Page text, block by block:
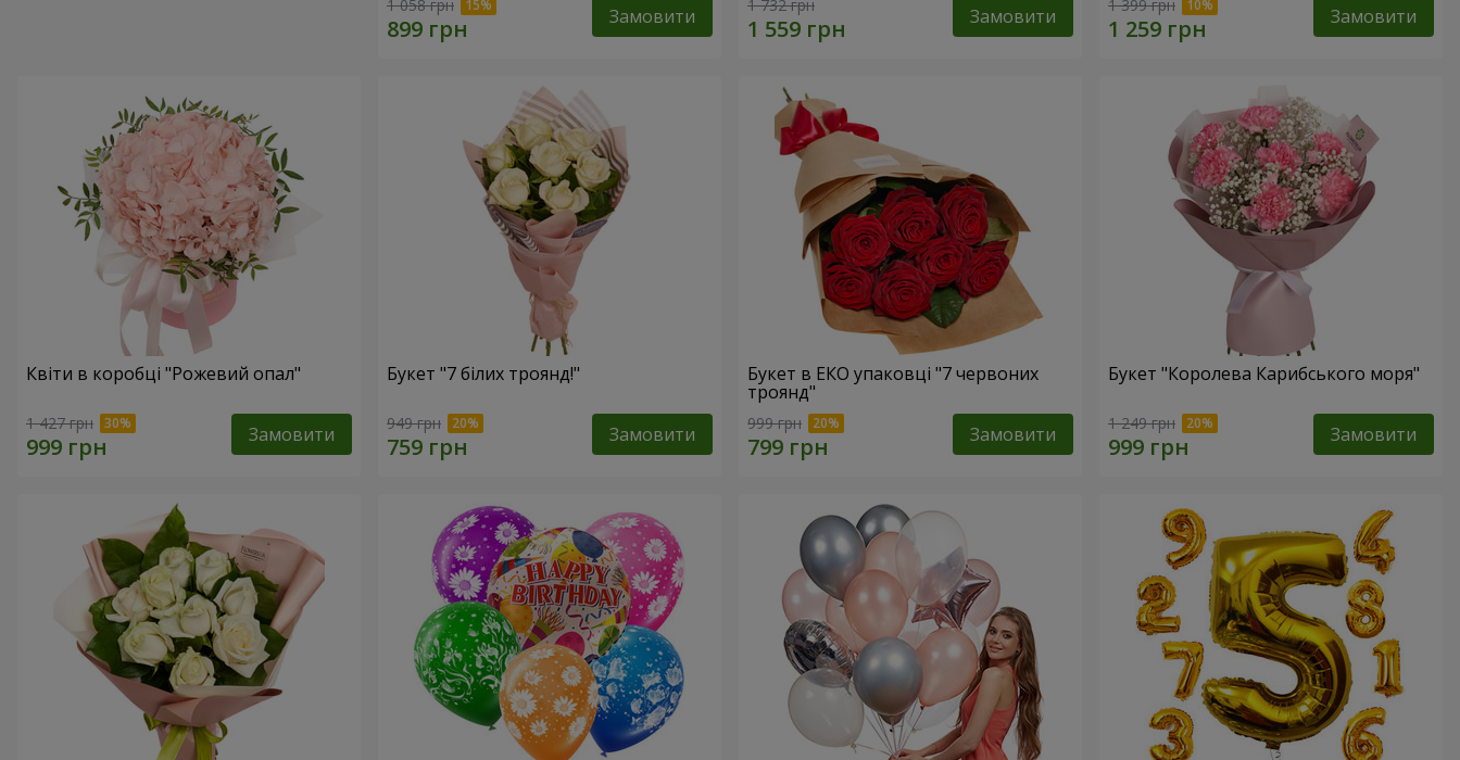
1 058 грн Замовити 1 732 грн Замовити 1 399 грн Замовити
Квіти в коробці "Рожевий опал"
1 427 грн Замовити
Букет "7 білих троянд!"
949 грн Замовити
Букет в ЕКО упаковці "7 червоних
троянд"
999 грн Замовити
Букет "Королева Карибського моря"
1 249 грн Замовити